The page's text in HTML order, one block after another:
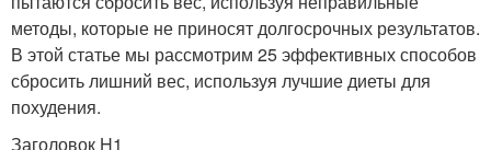
методы, которые не приносят долгосрочных результатов.
В этой статье мы рассмотрим 25 эффективных способов
сбросить лишний вес, используя лучшие диеты для
похудения.
Заголовок H1